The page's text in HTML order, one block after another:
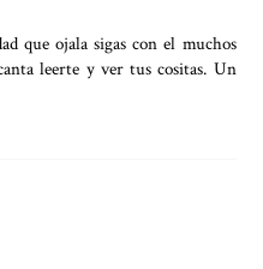
que ojala sigas con el muchos
leerte y ver tus cositas. Un